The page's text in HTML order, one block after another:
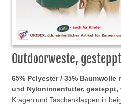
Outdoorweste,
65% Polyester / 35% Baumwolle
und Nyloninnenfutter, gesteppt,
Kragen und Taschenklappen in